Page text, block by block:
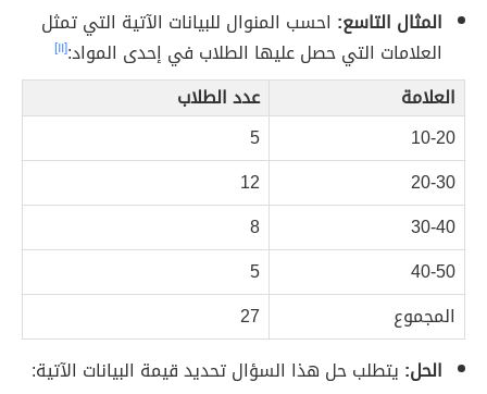
المثال التاسع: احسب المنوال للبيانات الآتية التي تمثل
العلامات التي حصل عليها الطلاب في إحدى المواد:[١١]
العلامة
عدد الطلاب
10-20
5
20-30
12
30-40
8
40-50
5
المجموع
27
الحل: يتطلب حل هذا السؤال تحديد قيمة البيانات الآتية: